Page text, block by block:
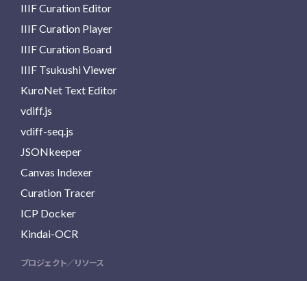
IIIF Curation Editor
IIIF Curation Player
IIIF Curation Board
IIIF Tsukushi Viewer
KuroNet Text Editor
vdiff.js
vdiff-seq.js
JSONkeeper
Canvas Indexer
Curation Tracer
ICP Docker
Kindai-OCR
プロジェクト／リソース